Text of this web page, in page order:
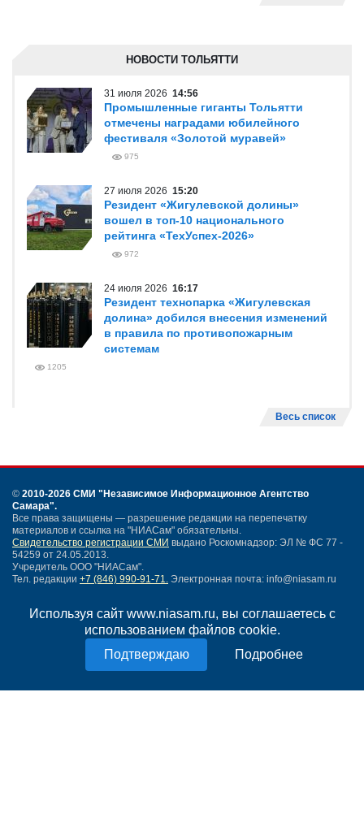
Используя сайт www.niasam.ru, вы соглашаетесь с
использованием файлов cookie.
Подробнее
НОВОСТИ ТОЛЬЯТТИ
31 июля 2026 14:56
Промышленные гиганты Тольятти
отмечены наградами юбилейного
фестиваля «Золотой муравей»
975
27 июля 2026 15:20
Резидент «Жигулевской долины»
вошел в топ-10 национального
рейтинга «ТехУспех-2026»
972
24 июля 2026 16:17
Резидент технопарка «Жигулевская
долина» добился внесения изменений
в правила по противопожарным
системам
1205
Весь список
© 2010-2026 СМИ "Независимое Информационное Агентство
Самара".
Все права защищены — разрешение редакции на перепечатку
материалов и ссылка на "НИАСам" обязательны.
Свидетельство регистрации СМИ выдано Роскомнадзор: ЭЛ № ФС 77 -
54259 от 24.05.2013.
Учредитель ООО "НИАСам".
Тел. редакции +7 (846) 990-91-71. Электронная почта: info@niasam.ru
Карта сайта
Нашли ошибку?
Политика конфиденциальности
Согласие на обработку персональных данных